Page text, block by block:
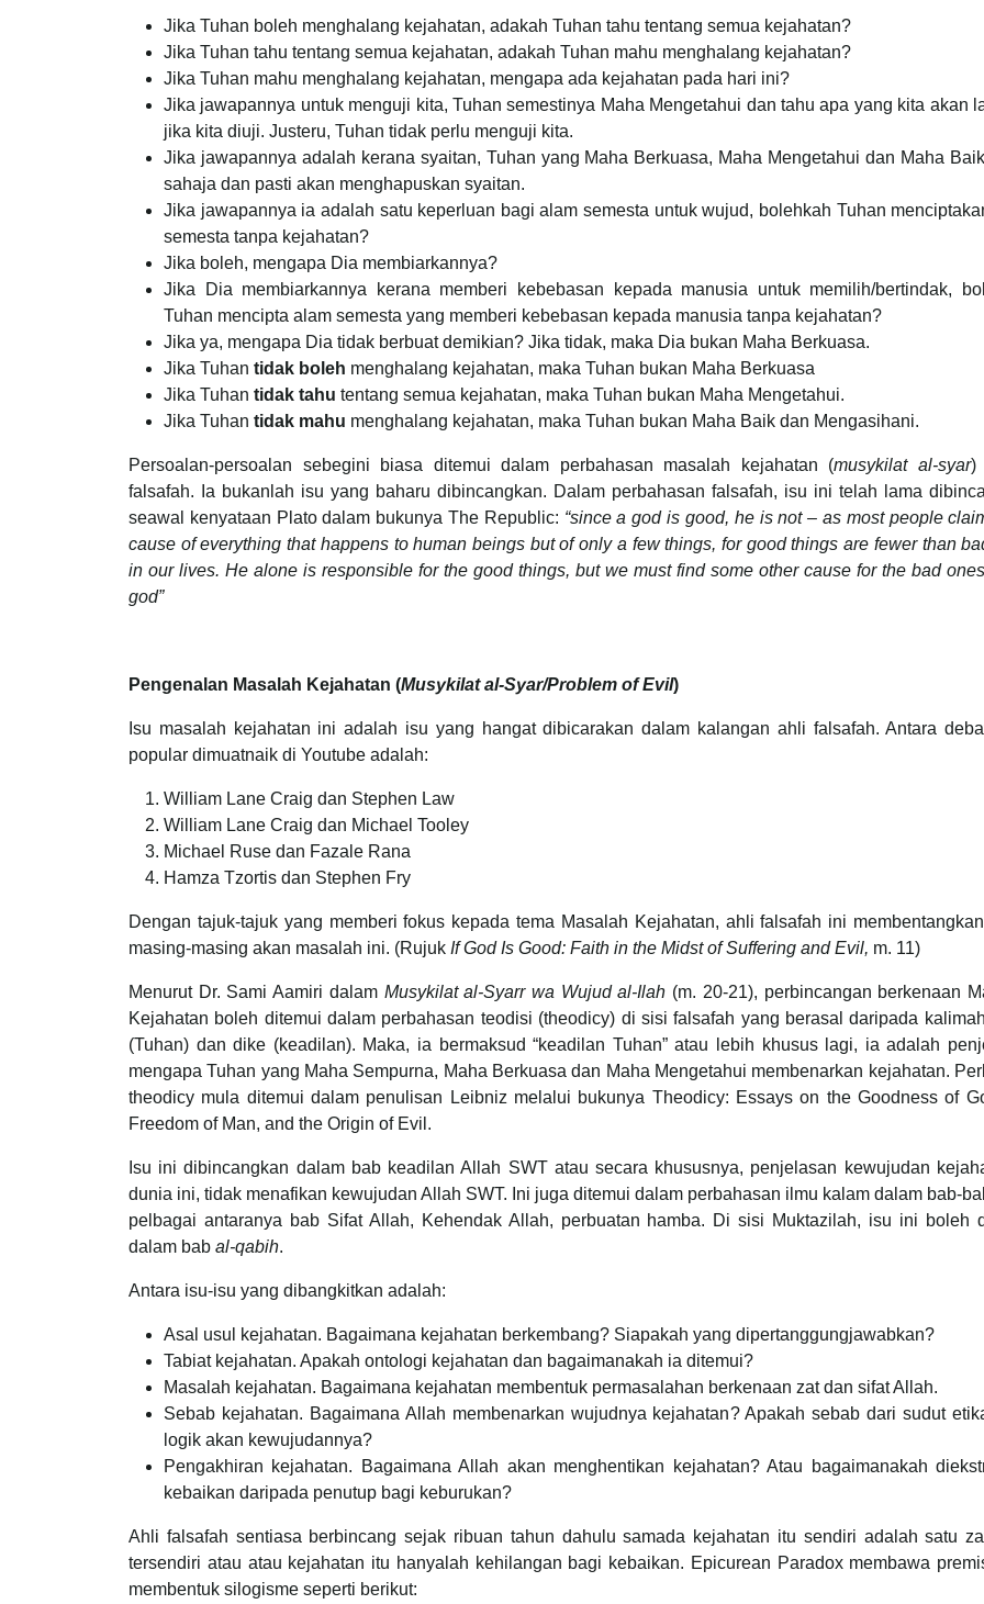
Jika Tuhan boleh menghalang kejahatan, adakah Tuhan tahu tentang semua kejahatan?
Jika Tuhan tahu tentang semua kejahatan, adakah Tuhan mahu menghalang kejahatan?
Jika Tuhan mahu menghalang kejahatan, mengapa ada kejahatan pada hari ini?
Jika jawapannya untuk menguji kita, Tuhan semestinya Maha Mengetahui dan tahu apa yang kita akan
jika kita diuji. Justeru, Tuhan tidak perlu menguji kita.
Jika jawapannya adalah kerana syaitan, Tuhan yang Maha Berkuasa, Maha Mengetahui dan Maha
sahaja dan pasti akan menghapuskan syaitan.
Jika jawapannya ia adalah satu keperluan bagi alam semesta untuk wujud, bolehkah Tuhan
semesta tanpa kejahatan?
Jika boleh, mengapa Dia membiarkannya?
Jika Dia membiarkannya kerana memberi kebebasan kepada manusia untuk memilih/bertindak,
Tuhan mencipta alam semesta yang memberi kebebasan kepada manusia tanpa kejahatan?
Jika ya, mengapa Dia tidak berbuat demikian? Jika tidak, maka Dia bukan Maha Berkuasa.
Jika Tuhan tidak boleh menghalang kejahatan, maka Tuhan bukan Maha Berkuasa
Jika Tuhan tidak tahu tentang semua kejahatan, maka Tuhan bukan Maha Mengetahui.
Jika Tuhan tidak mahu menghalang kejahatan, maka Tuhan bukan Maha Baik dan Mengasihani.
Persoalan-persoalan sebegini biasa ditemui dalam perbahasan masalah kejahatan (musykilat al-syar)
falsafah. Ia bukanlah isu yang baharu dibincangkan. Dalam perbahasan falsafah, isu ini telah lama
seawal kenyataan Plato dalam bukunya The Republic: “since a god is good, he is not – as most people
cause of everything that happens to human beings but of only a few things, for good things are fewer than
in our lives. He alone is responsible for the good things, but we must find some other cause for the bad
god”
Pengenalan Masalah Kejahatan (Musykilat al-Syar/Problem of Evil)
Isu masalah kejahatan ini adalah isu yang hangat dibicarakan dalam kalangan ahli falsafah. Antara
popular dimuatnaik di Youtube adalah:
William Lane Craig dan Stephen Law
William Lane Craig dan Michael Tooley
Michael Ruse dan Fazale Rana
Hamza Tzortis dan Stephen Fry
Dengan tajuk-tajuk yang memberi fokus kepada tema Masalah Kejahatan, ahli falsafah ini
masing-masing akan masalah ini. (Rujuk If God Is Good: Faith in the Midst of Suffering and Evil, m. 11)
Menurut Dr. Sami Aamiri dalam Musykilat al-Syarr wa Wujud al-Ilah (m. 20-21), perbincangan berkenaan
Kejahatan boleh ditemui dalam perbahasan teodisi (theodicy) di sisi falsafah yang berasal daripada
(Tuhan) dan dike (keadilan). Maka, ia bermaksud “keadilan Tuhan” atau lebih khusus lagi, ia adalah
mengapa Tuhan yang Maha Sempurna, Maha Berkuasa dan Maha Mengetahui membenarkan kejahatan.
theodicy mula ditemui dalam penulisan Leibniz melalui bukunya Theodicy: Essays on the Goodness of
Freedom of Man, and the Origin of Evil.
Isu ini dibincangkan dalam bab keadilan Allah SWT atau secara khususnya, penjelasan kewujudan
dunia ini, tidak menafikan kewujudan Allah SWT. Ini juga ditemui dalam perbahasan ilmu kalam dalam bab-
pelbagai antaranya bab Sifat Allah, Kehendak Allah, perbuatan hamba. Di sisi Muktazilah, isu ini boleh
dalam bab al-qabih.
Antara isu-isu yang dibangkitkan adalah:
Asal usul kejahatan. Bagaimana kejahatan berkembang? Siapakah yang dipertanggungjawabkan?
Tabiat kejahatan. Apakah ontologi kejahatan dan bagaimanakah ia ditemui?
Masalah kejahatan. Bagaimana kejahatan membentuk permasalahan berkenaan zat dan sifat Allah.
Sebab kejahatan. Bagaimana Allah membenarkan wujudnya kejahatan? Apakah sebab dari sudut
logik akan kewujudannya?
Pengakhiran kejahatan. Bagaimana Allah akan menghentikan kejahatan? Atau bagaimanakah
kebaikan daripada penutup bagi keburukan?
Ahli falsafah sentiasa berbincang sejak ribuan tahun dahulu samada kejahatan itu sendiri adalah satu
tersendiri atau atau kejahatan itu hanyalah kehilangan bagi kebaikan. Epicurean Paradox membawa
membentuk silogisme seperti berikut: